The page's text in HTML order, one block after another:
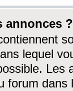
annonces ?
lequel
Les
forum dans